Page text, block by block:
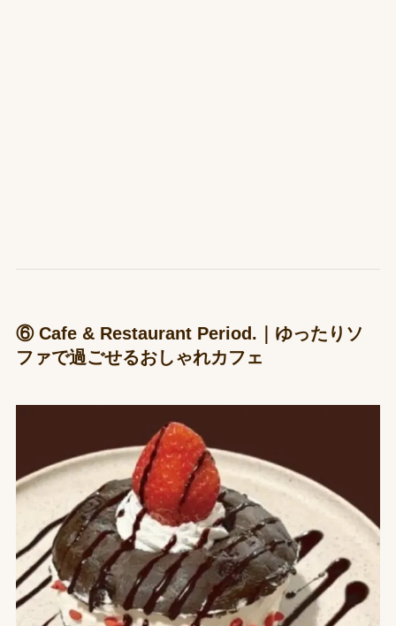
⑥ Cafe & Restaurant Period.｜ゆったりソ
ファで過ごせるおしゃれカフェ